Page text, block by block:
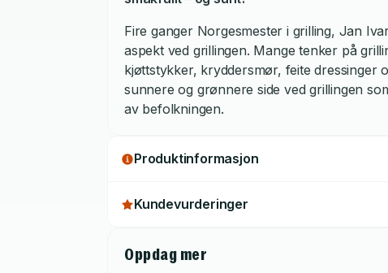
Fire ganger Norgesmester i grilling, Jan
aspekt ved grillingen. Mange tenker på
kjøttstykker, kryddersmør, feite dressinger
sunnere og grønnere side ved grillingen
av befolkningen.
Produktinformasjon
Kundevurderinger
Oppdag mer